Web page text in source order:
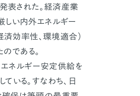
された。経済産業
しい内外エネルギー
済効率性、環境適合）
である。
エネルギー安定供給を
いる。すなわち、日